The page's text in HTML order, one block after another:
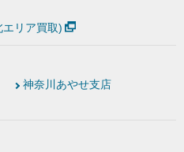
リア買取)
神奈川あやせ支店